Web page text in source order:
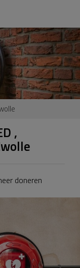
,
doneren